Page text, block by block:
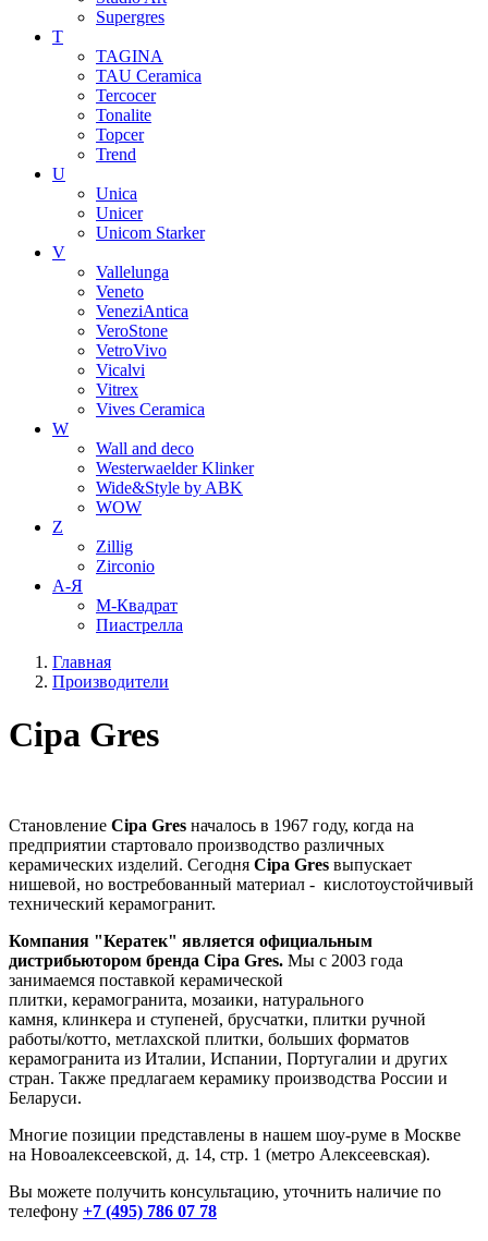
Supergres
T
TAGINA
TAU Ceramica
Tercocer
Tonalite
Topcer
Trend
U
Unica
Unicer
Unicom Starker
V
Vallelunga
Veneto
VeneziAntica
VeroStone
VetroVivo
Vicalvi
Vitrex
Vives Ceramica
W
Wall and deco
Westerwaelder Klinker
Wide&Style by ABK
WOW
Z
Zillig
Zirconio
А-Я
М-Квадрат
Пиастрелла
Главная
Производители
Cipa Gres
Становление Cipa Gres началось в 1967 году, когда на
предприятии стартовало производство различных
керамических изделий. Сегодня Cipa Gres выпускает
нишевой, но востребованный материал - кислотоустойчивый
технический керамогранит.
Компания "Кератек" является официальным
дистрибьютором бренда Cipa Gres. Мы с 2003 года
занимаемся поставкой керамической
плитки, керамогранита, мозаики, натурального
камня, клинкера и ступеней, брусчатки, плитки ручной
работы/котто, метлахской плитки, больших форматов
керамогранита из Италии, Испании, Португалии и других
стран. Также предлагаем керамику производства России и
Беларуси.
Многие позиции представлены в нашем шоу-руме в Москве
на Новоалексеевской, д. 14, стр. 1 (метро Алексеевская).
Вы можете получить консультацию, уточнить наличие по
телефону +7 (495) 786 07 78